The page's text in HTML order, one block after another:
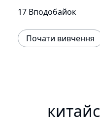
17 Вподобайок
Почати вивчення